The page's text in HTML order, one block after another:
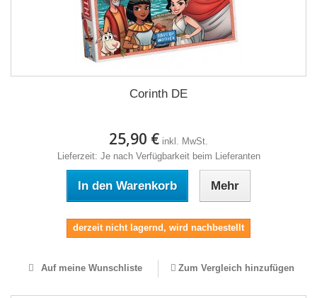
Corinth DE
25,90 € inkl. MwSt.
Lieferzeit: Je nach Verfügbarkeit beim Lieferanten
In den Warenkorb Mehr
derzeit nicht lagernd, wird nachbestellt
Auf meine Wunschliste Zum Vergleich hinzufügen